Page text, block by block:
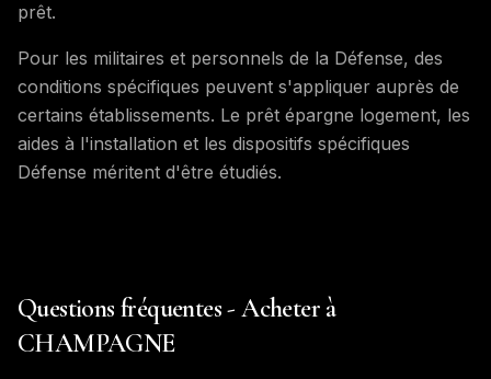
prêt.
Pour les militaires et personnels de la Défense, des
conditions spécifiques peuvent s'appliquer auprès de
certains établissements. Le prêt épargne logement, les
aides à l'installation et les dispositifs spécifiques
Défense méritent d'être étudiés.
Questions fréquentes - Acheter à
CHAMPAGNE